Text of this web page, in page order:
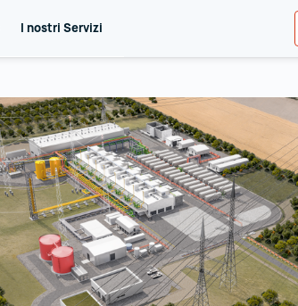
I nostri Servizi